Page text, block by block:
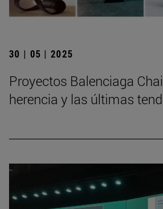
30 | 05 | 2025
Proyectos Balenciaga
herencia y las últimas